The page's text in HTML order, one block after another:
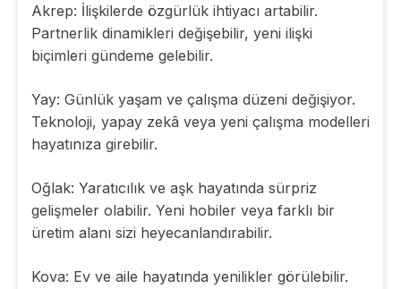
Akrep: İlişkilerde özgürlük ihtiyacı artabilir.
Partnerlik dinamikleri değişebilir, yeni ilişki
biçimleri gündeme gelebilir.
Yay: Günlük yaşam ve çalışma düzeni değişiyor.
Teknoloji, yapay zekâ veya yeni çalışma modelleri
hayatınıza girebilir.
Oğlak: Yaratıcılık ve aşk hayatında sürpriz
gelişmeler olabilir. Yeni hobiler veya farklı bir
üretim alanı sizi heyecanlandırabilir.
Kova: Ev ve aile hayatında yenilikler görülebilir.